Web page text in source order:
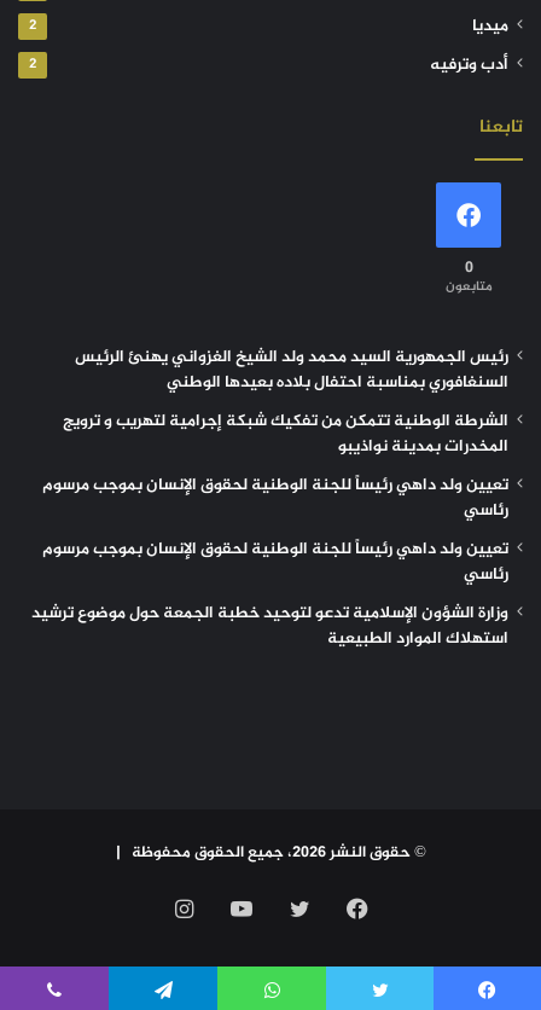
ميديا 2
أدب وترفيه 2
تابعنا
0
متابعون
رئيس الجمهورية السيد محمد ولد الشيخ الغزواني يهنئ الرئيس
السنغافوري بمناسبة احتفال بلاده بعيدها الوطني
الشرطة الوطنية تتمكن من تفكيك شبكة إجرامية لتهريب و ترويج
المخدرات بمدينة نواذيبو
تعيين ولد داهي رئيساً للجنة الوطنية لحقوق الإنسان بموجب مرسوم
رئاسي
تعيين ولد داهي رئيساً للجنة الوطنية لحقوق الإنسان بموجب مرسوم
رئاسي
وزارة الشؤون الإسلامية تدعو لتوحيد خطبة الجمعة حول موضوع ترشيد
استهلاك الموارد الطبيعية
© حقوق النشر 2026، جميع الحقوق محفوظة |
فيسبوك تويتر يوتيوب